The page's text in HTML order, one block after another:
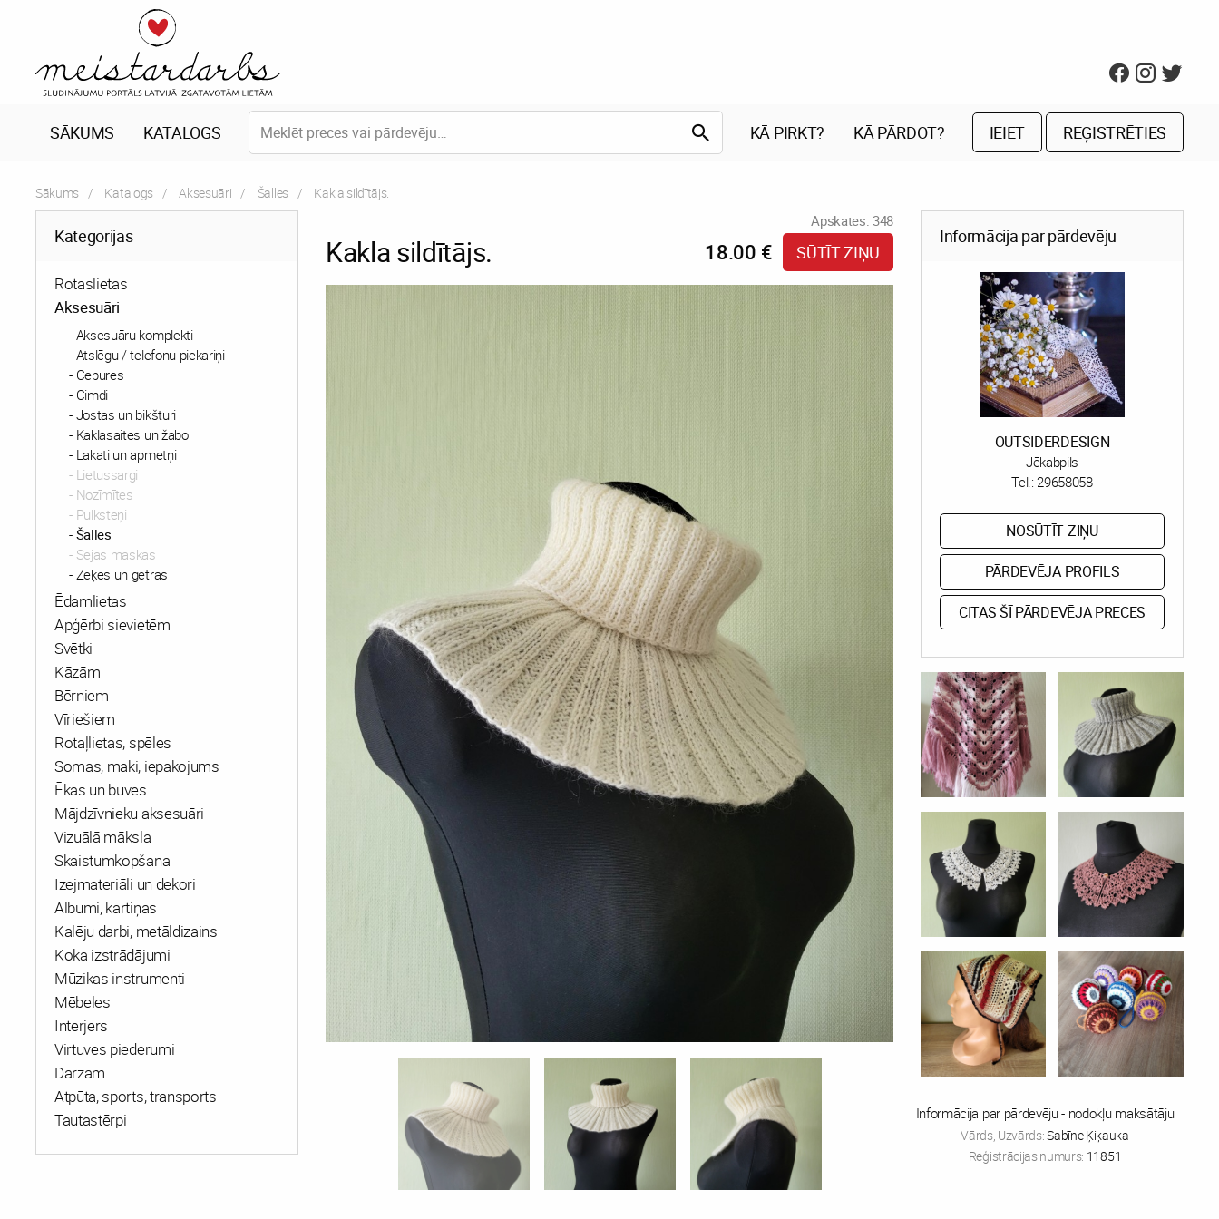
SĀKUMS KATALOGS KĀ PIRKT? KĀ PĀRDOT? IEIET REĢISTRĒTIES
Sākums Katalogs Aksesuāri Šalles Current:
Kakla sildītājs.
Kategorijas
Rotaslietas
Aksesuāri
Aksesuāru komplekti
Atslēgu / telefonu piekariņi
Cepures
Cimdi
Jostas un bikšturi
Kaklasaites un žabo
Lakati un apmetņi
Lietussargi
Nozīmītes
Pulksteņi
Šalles
Sejas maskas
Zeķes un getras
Ēdamlietas
Apģērbi sievietēm
Svētki
Kāzām
Bērniem
Vīriešiem
Rotaļlietas, spēles
Somas, maki, iepakojums
Ēkas un būves
Mājdzīvnieku aksesuāri
Vizuālā māksla
Skaistumkopšana
Izejmateriāli un dekori
Albumi, kartiņas
Kalēju darbi, metāldizains
Koka izstrādājumi
Mūzikas instrumenti
Mēbeles
Interjers
Virtuves piederumi
Dārzam
Atpūta, sports, transports
Tautastērpi
Apskates: 348
Kakla sildītājs. 18.00 € SŪTĪT ZIŅU
Informācija par pārdevēju
OUTSIDERDESIGN
Jēkabpils
Tel.:29658058
NOSŪTĪT ZIŅU
PĀRDEVĒJA PROFILS
CITAS ŠĪ PĀRDEVĒJA PRECES
Informācija par pārdevēju - nodokļu maksātāju
Vārds, Uzvārds:Sabīne Ķiķauka
Reģistrācijas numurs: 11851